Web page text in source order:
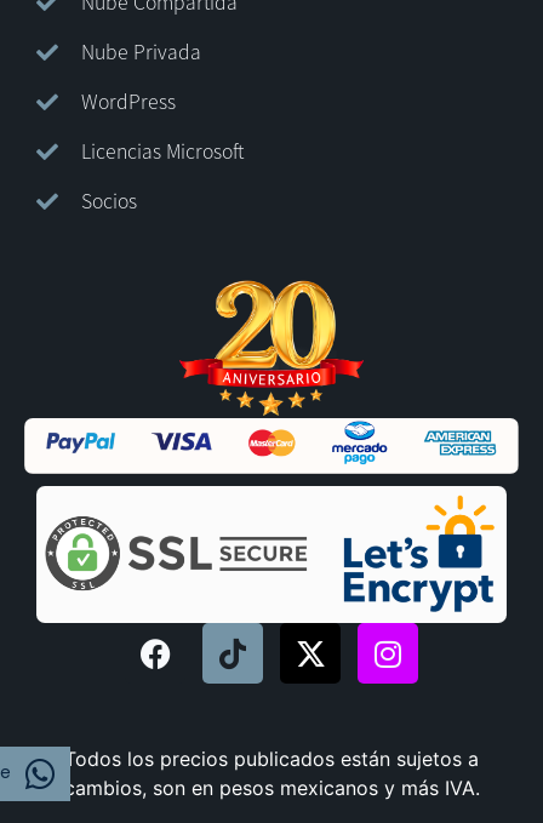
Nube Privada
WordPress
Licencias Microsoft
Socios
Todos los precios publicados están sujetos a
cambios, son en pesos mexicanos y más IVA.